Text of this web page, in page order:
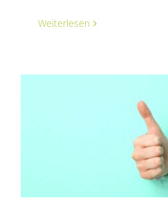
Weiterlesen